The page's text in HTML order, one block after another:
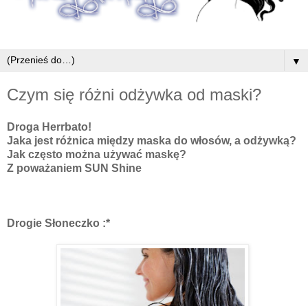
▼
Czym się różni odżywka od maski?
Droga Herrbato!
Jaka jest różnica między maska do włosów, a odżywką?
Jak często można używać maskę?
Z poważaniem SUN Shine
Drogie Słoneczko :*